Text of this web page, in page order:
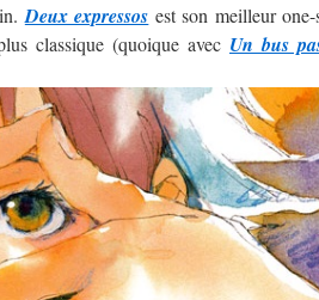
Deux expressos est son meilleur one-
classique (quoique avec Un bus